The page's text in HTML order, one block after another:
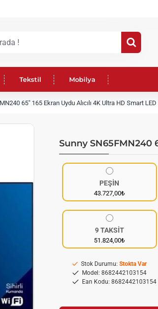
Tekstil Mobilya
65" 165 Ekran Uydu Alıcılı 4K Ultra HD Smart LED
Sunny SN65FMN240
PEŞİN
43.727,00₺
9 TAKSİT
51.824,00₺
Stok Durumu: Stokta Var
Model: 8682442103154
Ean Kodu: 8682442103154